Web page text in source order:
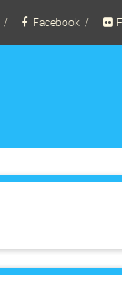
Facebook